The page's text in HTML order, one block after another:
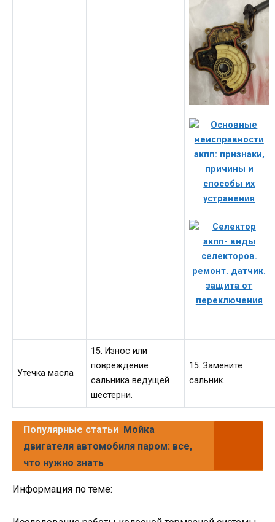
Утечка масла
15. Износ или
повреждение
сальника ведущей
шестерни.
15. Замените
сальник.
Популярные статьи Мойка
двигателя автомобиля паром: все,
что нужно знать
Информация по теме: